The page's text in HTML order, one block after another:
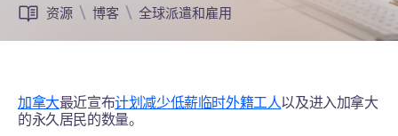
资源 博客 全球派遣和雇用
加拿大最近宣布计划减少低薪临时外籍工人以及进入加拿大
的永久居民的数量。